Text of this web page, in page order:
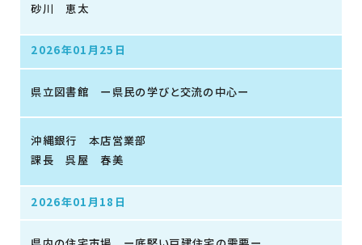
砂川 恵太
2026年01月25日
県立図書館 ー県民の学びと交流の中心ー
沖縄銀行 本店営業部
課長 呉屋 春美
2026年01月18日